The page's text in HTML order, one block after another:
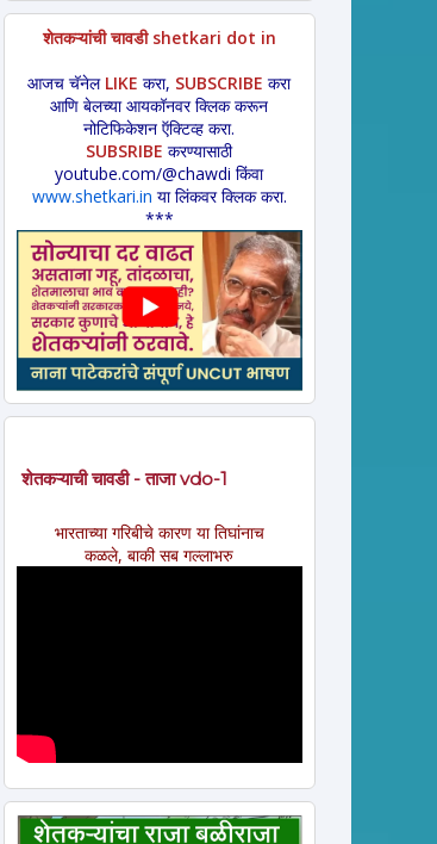
शेतकऱ्यांची चावडी shetkari dot in
आजच चॅनेल LIKE करा, SUBSCRIBE करा
आणि बेलच्या आयकॉनवर क्लिक करून
नोटिफिकेशन ऍक्टिव्ह करा.
SUBSRIBE करण्यासाठी
youtube.com/@chawdi किंवा
www.shetkari.in या लिंकवर क्लिक करा.
***
शेतकऱ्याची चावडी - ताजा vdo-1
भारताच्या गरिबीचे कारण या तिघांनाच
कळले, बाकी सब गल्लाभरु